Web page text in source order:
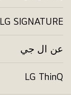
LG SIGNATURE
عن ال جي
LG ThinQ